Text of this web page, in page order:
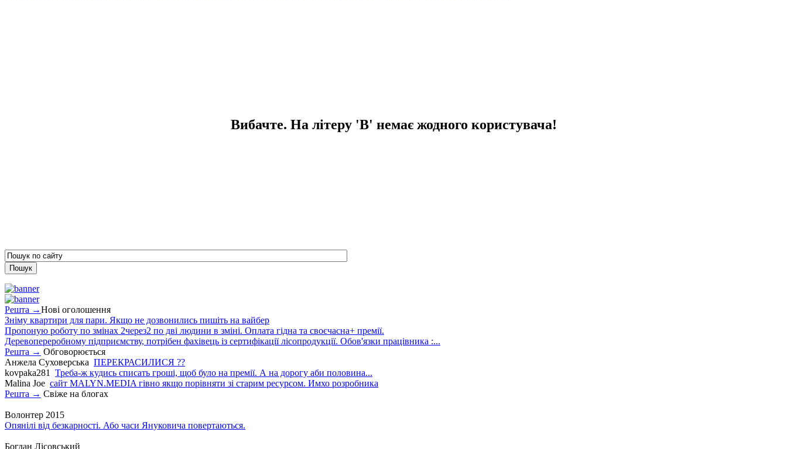
Вибачте. На літеру 'B' немає жодного користувача!
Решта →Нові оголошення
Зніму квартири для пари. Якщо не дозвонились пишіть на вайбер
Пропоную роботу по змінах 2через2 по дві людини в зміні. Оплата гідна та своєчасна+ премії.
Деревопереробному підприємству, потрібен фахівець із сертифікації лісопродукції. Обов'язки працівника :...
Решта → Обговорюється
Анжела Суховерська ПЕРЕКРАСИЛИСЯ ??
kovpaka281
Треба-ж кудись списать гроші, щоб було на премії. А на дорогу аби половина...
Malina Joe сайт MALYN.MEDIA гiвно якщо порiвняти зi старим ресурсом. Имхо розробника
Решта → Свіже на блогах
Волонтер 2015
Опянілі від безкарності. Або часи Януковича повертаються.
Богдан Лісовський